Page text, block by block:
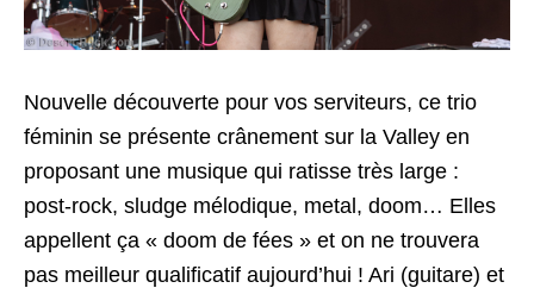
Nouvelle découverte pour vos serviteurs, ce trio
féminin se présente crânement sur la Valley en
proposant une musique qui ratisse très large :
post-rock, sludge mélodique, metal, doom… Elles
appellent ça « doom de fées » et on ne trouvera
pas meilleur qualificatif aujourd’hui ! Ari (guitare) et